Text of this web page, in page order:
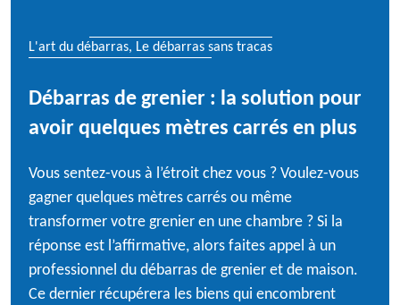
L'art du débarras, Le débarras sans tracas
Débarras de grenier : la solution pour
avoir quelques mètres carrés en plus
Vous sentez-vous à l’étroit chez vous ? Voulez-vous
gagner quelques mètres carrés ou même
transformer votre grenier en une chambre ? Si la
réponse est l’affirmative, alors faites appel à un
professionnel du débarras de grenier et de maison.
Ce dernier récupérera les biens qui encombrent